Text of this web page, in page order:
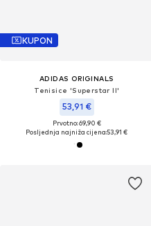
KUPON
ADIDAS ORIGINALS
Tenisice 'Superstar II'
53,91 €
Prvotno: 69,90 €
Posljednja najniža cijena:53,91 €